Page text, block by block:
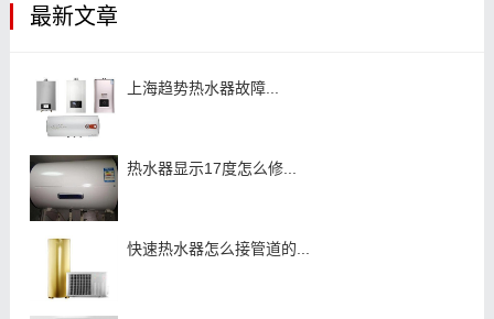
最新文章
上海趋势热水器故障...
热水器显示17度怎么修...
快速热水器怎么接管道的...